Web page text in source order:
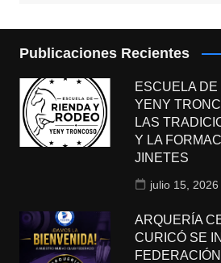
Publicaciones Recientes
ESCUELA
YENY
LAS
Y LA
JINETES
julio 15, 2026
ARQUERÍA
CURICÓ SE